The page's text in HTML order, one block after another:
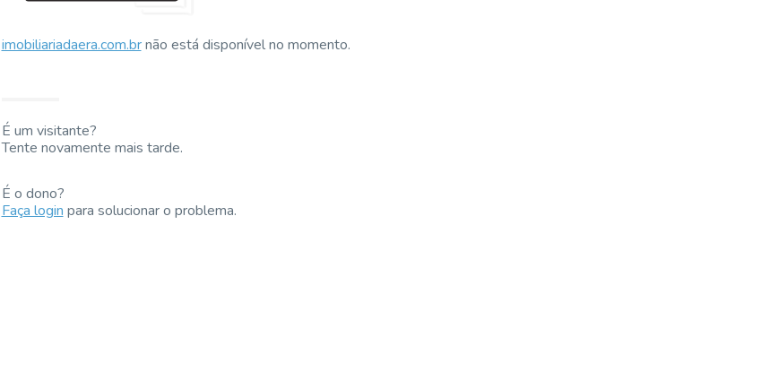
imobiliariadaera.com.brnão está disponível no momento.
É um visitante?
Tente novamente mais tarde.
É o dono?
Faça login para solucionar o problema.